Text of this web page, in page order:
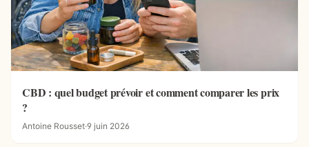
CBD : quel budget prévoir et comment comparer les prix
?
Antoine Rousset·9 juin 2026